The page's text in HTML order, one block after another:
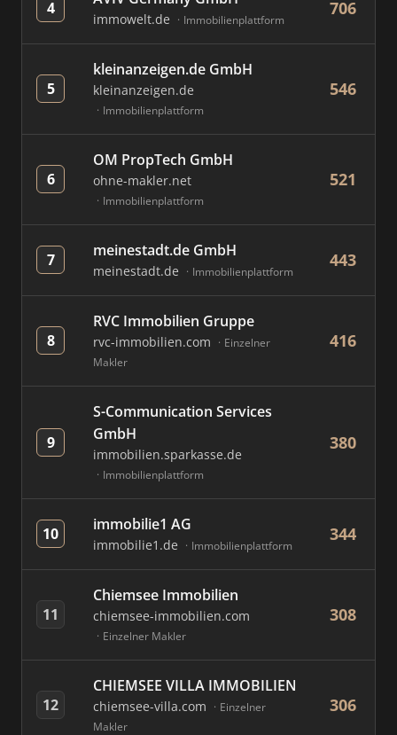
4
immowelt.de Immobilienplattform
706
5
kleinanzeigen.de GmbH
kleinanzeigen.de
Immobilienplattform
546
6
OM PropTech GmbH
ohne-makler.net
Immobilienplattform
521
7 meinestadt.de GmbH
meinestadt.de Immobilienplattform
443
8
RVC Immobilien Gruppe
rvc-immobilien.com
Einzelner
Makler
416
9
S-Communication Services
GmbH
immobilien.sparkasse.de
Immobilienplattform
380
10 immobilie1 AG
immobilie1.de Immobilienplattform
344
11
Chiemsee Immobilien
chiemsee-immobilien.com
Einzelner Makler
308
12
CHIEMSEE VILLA IMMOBILIEN
chiemsee-villa.com
Einzelner
Makler
306